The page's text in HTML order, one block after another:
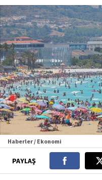
Haberler / Ekonomi
PAYLAŞ